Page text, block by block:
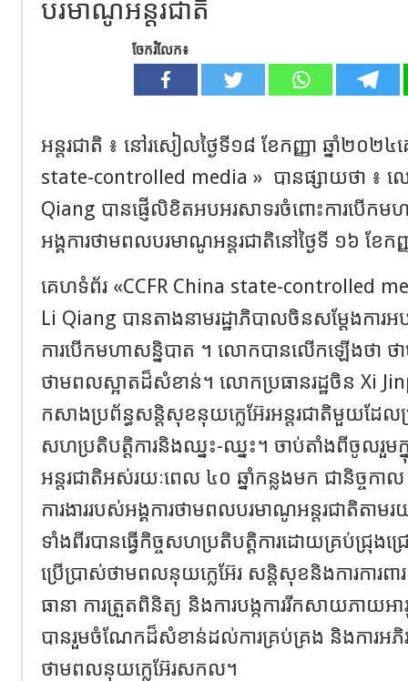
បរមាណូអន្តរជាតិ
ចែករំលែក៖
អន្តរជាតិ ៖ នៅរសៀលថ្ងៃទី១៨ ខែកញ្ញា ឆ្នាំ២០២
state-controlled media » បានផ្សាយថា ៖ ល
Qiang បានផ្ញើលិខិតអបអរសាទរចំពោះការបើកម
អង្គការថាមពលបរមាណូអន្តរជាតិនៅថ្ងៃទី ១៦ ខែកញ្
គេហទំព័រ «CCFR China state-controlled
Li Qiang បានតាងនាមរដ្ឋាភិបាលចិនសម្តែងការ
ការបើកមហាសន្និបាត ។ លោកបានលើកឡើងថា ថ
ថាមពលស្អាតដ៏សំខាន់។ លោកប្រធានរដ្ឋចិន Xi
កសាងប្រព័ន្ធសន្តិសុខនុយក្លេអ៊ែរអន្តរជាតិមួយដ
សហប្រតិបត្តិការនិងឈ្នះ-ឈ្នះ។ ចាប់តាំងពីចូលរួម
អន្តរជាតិអស់រយៈពេល ៤០ ឆ្នាំកន្លងមក ជានិច្ចកា
ការងាររបស់អង្គការថាមពលបរមាណូអន្តរជាតិតាម
ទាំងពីរបានធ្វើកិច្ចសហប្រតិបត្តិការដោយគ្រប់ជ្រុ
ប្រើប្រាស់ថាមពលនុយក្លេអ៊ែរ សន្តិសុខនិងការការពា
ធានា ការត្រួតពិនិត្យ និងការបង្កការរីកសាយភាយអ
បានរួមចំណែកដ៏សំខាន់ដល់ការគ្រប់គ្រង និងការអភិ
ថាមពលនុយក្លេអ៊ែរសកល។